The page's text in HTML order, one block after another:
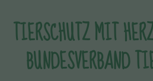
TIERSCHUTZ MIT
BUNDESVERBAND